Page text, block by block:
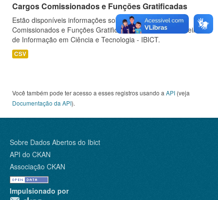
Cargos Comissionados e Funções Gratificadas
Estão disponíveis informações sobre os Cargos
Comissionados e Funções Gratificadas do Instituto Brasileiro
de Informação em Ciência e Tecnologia - IBICT.
CSV
Você também pode ter acesso a esses registros usando a API (veja
Documentação da API).
Sobre Dados Abertos do Ibict
API do CKAN
Associação CKAN
Impulsionado por